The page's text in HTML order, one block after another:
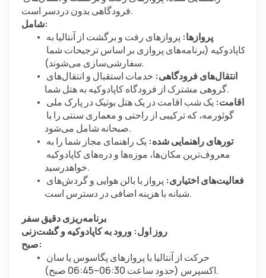
فرودگاهی بدون دردسر است.
شامل:
پروازها:
سفارشی‌سازی می‌شوند).
انتقال‌های فرودگاهی:
گروهی مشترک از فرودگاه کاپادوکیه به هتل شما.
اقامت:
صبحانه شامل می‌شود.
تورهای راهنمایی شده:
خواهدرسید.
فعالیت‌های اختیاری:
شبانه با هزینه اضافی در دسترس است.
برنامه‌ریزی دقیق سفر
روز اول: ورود به کاپادوکیه و گشت‌زنی
صبح:
اکسپرس (حدود ساعت 06:30–06:45 صبح).